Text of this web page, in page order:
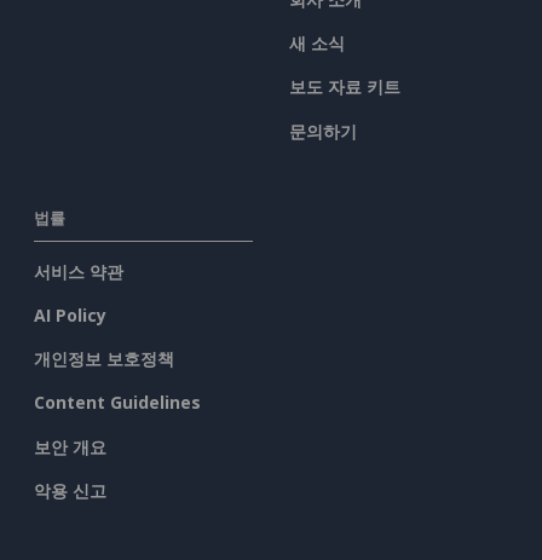
새 소식
보도 자료 키트
문의하기
법률
서비스 약관
AI Policy
개인정보 보호정책
Content Guidelines
보안 개요
악용 신고